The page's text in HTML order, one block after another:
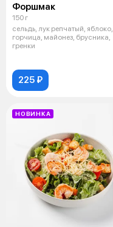
Форшмак
150 г
сельдь, лук репчатый, яблоко,
горчица, майонез, брусника,
гренки
225 ₽
НОВИНКА